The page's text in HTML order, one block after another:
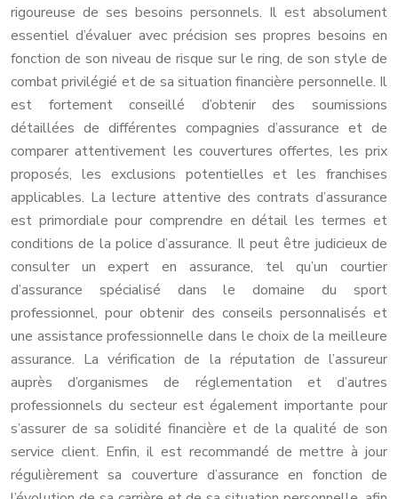
rigoureuse de ses besoins personnels. Il est absolument
essentiel d’évaluer avec précision ses propres besoins en
fonction de son niveau de risque sur le ring, de son style de
combat privilégié et de sa situation financière personnelle. Il
est fortement conseillé d’obtenir des soumissions
détaillées de différentes compagnies d’assurance et de
comparer attentivement les couvertures offertes, les prix
proposés, les exclusions potentielles et les franchises
applicables. La lecture attentive des contrats d’assurance
est primordiale pour comprendre en détail les termes et
conditions de la police d’assurance. Il peut être judicieux de
consulter un expert en assurance, tel qu’un courtier
d’assurance spécialisé dans le domaine du sport
professionnel, pour obtenir des conseils personnalisés et
une assistance professionnelle dans le choix de la meilleure
assurance. La vérification de la réputation de l’assureur
auprès d’organismes de réglementation et d’autres
professionnels du secteur est également importante pour
s’assurer de sa solidité financière et de la qualité de son
service client. Enfin, il est recommandé de mettre à jour
régulièrement sa couverture d’assurance en fonction de